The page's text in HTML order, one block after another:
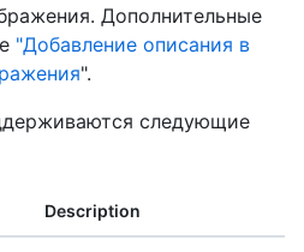
Дополнительные
"Добавление описания в
".
следующие
Description